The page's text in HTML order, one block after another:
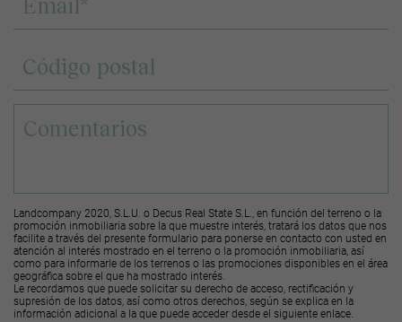
Landcompany 2020, S.L.U. o Decus Real State S.L., en función del terreno o la
promoción inmobiliaria sobre la que muestre interés, tratará los datos que nos
facilite a través del presente formulario para ponerse en contacto con usted en
atención al interés mostrado en el terreno o la promoción inmobiliaria, así
como para informarle de los terrenos o las promociones disponibles en el área
geográfica sobre el que ha mostrado interés.
Le recordamos que puede solicitar su derecho de acceso, rectificación y
supresión de los datos, así como otros derechos, según se explica en la
información adicional a la que puede acceder desde el siguiente enlace.